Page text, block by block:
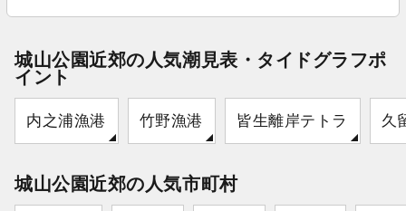
城山公園近郊の人気潮見表・タイドグラフポ
イント
内之浦漁港 竹野漁港 皆生離岸テトラ 久
城山公園近郊の人気市町村